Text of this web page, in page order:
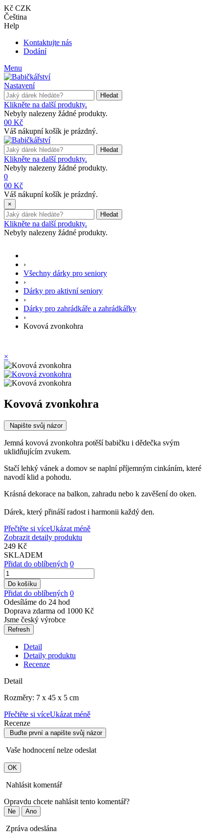
Kč CZK
Čeština
Help
Kontaktujte nás
Dodání
Menu
Nastavení
Hledat
Klikněte na další produkty.
Nebyly nalezeny žádné produkty.
00 Kč
Váš nákupní košík je prázdný.
Hledat
Klikněte na další produkty.
Nebyly nalezeny žádné produkty.
0
00 Kč
Váš nákupní košík je prázdný.
×
Hledat
Klikněte na další produkty.
Nebyly nalezeny žádné produkty.
›
Všechny dárky pro seniory
›
Dárky pro aktivní seniory
›
Dárky pro zahrádkáře a zahrádkářky
›
Kovová zvonkohra
×
Kovová zvonkohra
Napište svůj názor
Jemná kovová zvonkohra potěší babičku i dědečka svým
uklidňujícím zvukem.
Stačí lehký vánek a domov se naplní příjemným cinkáním, které
navodí klid a pohodu.
Krásná dekorace na balkon, zahradu nebo k zavěšení do oken.
Dárek, který přináší radost i harmonii každý den.
Přečtěte si víceUkázat méně
Zobrazit detaily produktu
249 Kč
SKLADEM
Přidat do oblíbených 0
Do košíku
Přidat do oblíbených 0
Odesíláme do 24 hod
Doprava zdarma od 1000 Kč
Jsme český výrobce
Detail
Detaily produktu
Recenze
Detail
Rozměry: 7 x 45 x 5 cm
Přečtěte si víceUkázat méně
Recenze
Buďte první a napište svůj názor
Vaše hodnocení nelze odeslat
OK
Nahlásit komentář
Opravdu chcete nahlásit tento komentář?
Ne Ano
Zpráva odeslána